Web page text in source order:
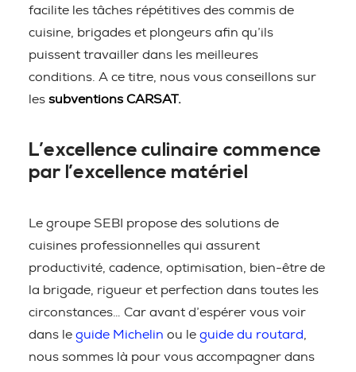
facilite les tâches répétitives des commis de
cuisine, brigades et plongeurs afin qu’ils
puissent travailler dans les meilleures
conditions. A ce titre, nous vous conseillons sur
les subventions CARSAT.
L’excellence culinaire commence
par l’excellence matériel
Le groupe SEBI propose des solutions de
cuisines professionnelles qui assurent
productivité, cadence, optimisation, bien-être de
la brigade, rigueur et perfection dans toutes les
circonstances… Car avant d’espérer vous voir
dans le guide Michelin ou le guide du routard
nous sommes là pour vous accompagner dans